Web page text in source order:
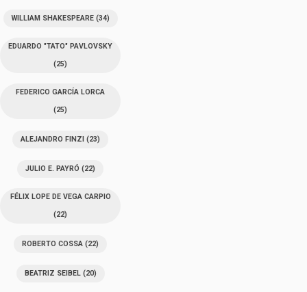
WILLIAM SHAKESPEARE(34)
EDUARDO "TATO" PAVLOVSKY
(25)
FEDERICO GARCÍA LORCA
(25)
ALEJANDRO FINZI (23)
JULIO E. PAYRÓ (22)
FÉLIX LOPE DE VEGA CARPIO
(22)
ROBERTO COSSA (22)
BEATRIZ SEIBEL(20)